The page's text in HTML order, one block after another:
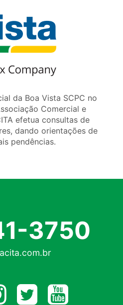
da Boa Vista SCPC no
Comercial e
efetua consultas de
dando orientações de
pendências.
3750